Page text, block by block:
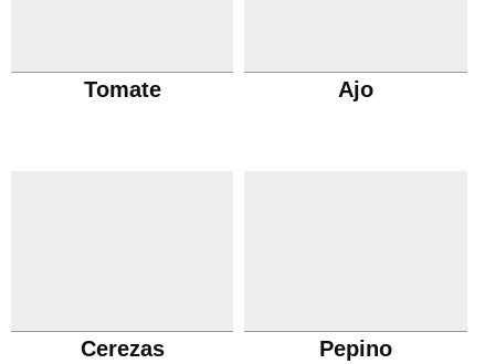
Tomate Ajo
Cerezas Pepino